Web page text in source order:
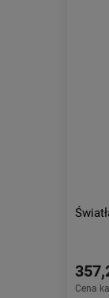
Cena